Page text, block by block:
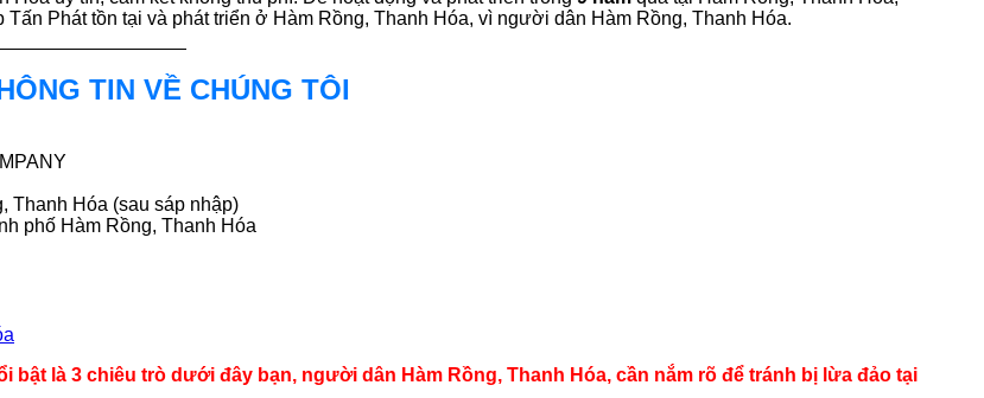
Tấn Phát tồn tại và phát triển ở Hàm Rồng, Thanh Hóa, vì người dân Hàm Rồng, Thanh Hóa.
TIN VỀ CHÚNG TÔI
Thanh Hóa (sau sáp nhập)
phố Hàm Rồng, Thanh Hóa
là 3 chiêu trò dưới đây bạn, người dân Hàm Rồng, Thanh Hóa, cần nắm rõ để tránh bị lừa đảo tại